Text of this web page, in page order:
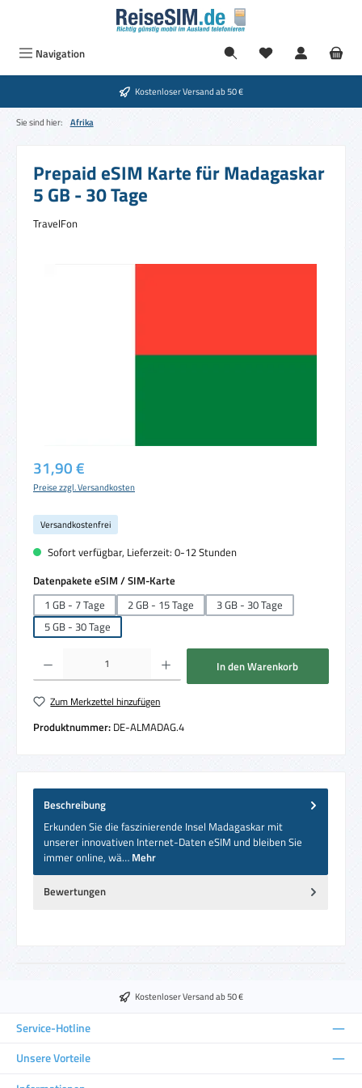
Zum Hauptinhalt springen
Navigation Du hast 0
Kostenloser Versand ab 50 €
Sie sind hier: Afrika
Prepaid eSIM Karte für Madagaskar
5 GB - 30 Tage
TravelFon
Regulärer Preis:
31,90 €
Preise zzgl. Versandkosten
Versandkostenfrei
Sofort verfügbar, Lieferzeit: 0-12 Stunden
Datenpakete eSIM / SIM-Karte
1 GB - 7 Tage
2 GB - 15 Tage
3 GB - 30 Tage
5 GB - 30 Tage
Produkt Anzahl: Gib den gewünschten Wert ein oder benutze die Schaltflächen um
In den Warenkorb
Zum Merkzettel hinzufügen
Produktnummer: DE-ALMADAG.4
Beschreibung
Erkunden Sie die faszinierende Insel Madagaskar mit
unserer innovativen Internet-Daten eSIM und bleiben Sie
immer online, wä… Mehr
Bewertungen
Kostenloser Versand ab 50 €
Service-Hotline
Unsere Vorteile